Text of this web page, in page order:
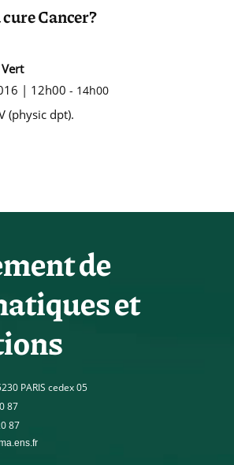
Cancer?
| 12h00 - 14h00
(physic dpt).
de
et
PARIS cedex 05
87
87